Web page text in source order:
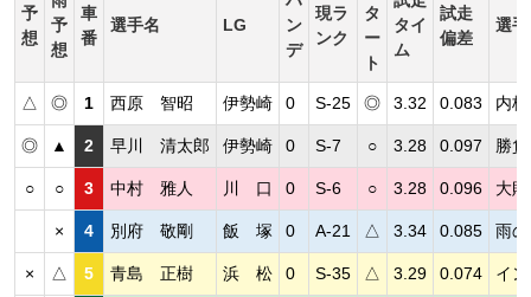
予
想
予
想
車
番
選手名 LG
ン
デ
現ラ
ンク
タ
ー
ト
タイ
ム
試走
偏差
選
△ ◎ 1 西原 智昭 伊勢崎 0 S-25 ◎ 3.32 0.083 内
◎ ▲ 2 早川 清太郎 伊勢崎 0 S-7 ○ 3.28 0.097 勝
○ ○ 3 中村 雅人 川 口 0 S-6 ○ 3.28 0.096 大
× 4 別府 敬剛 飯 塚 0 A-21 △ 3.34 0.085 雨
× △ 5 青島 正樹 浜 松 0 S-35 △ 3.29 0.074 イ